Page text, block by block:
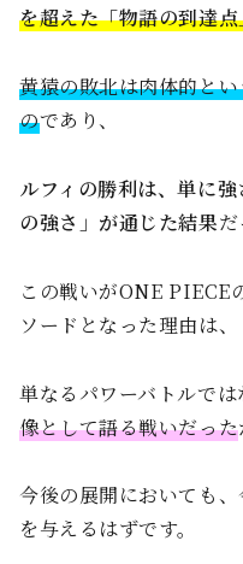
を超えた「物語の到達
黄猿の敗北は肉体的と
のであり、
ルフィの勝利は、単に
の強さ」が通じた結果
この戦いがONE PIECE
ソードとなった理由は、
単なるパワーバトルでは
像として語る戦いだった
今後の展開においても
を与えるはずです。